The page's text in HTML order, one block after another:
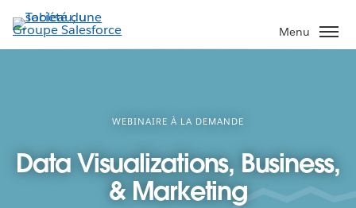
Aller
au
contenu
Menu
WEBINAIRE À LA DEMANDE
Data Visualizations, Business,
& Marketing